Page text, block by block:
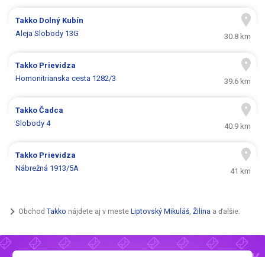
Takko Dolný Kubín
Aleja Slobody 13G
30.8 km
Takko Prievidza
Hornonitrianska cesta 1282/3
39.6 km
TakkoČadca
Slobody 4
40.9 km
Takko Prievidza
Nábrežná 1913/5A
41 km
Obchod Takko nájdete aj v meste Liptovský Mikuláš, Žilina a ďalšie.